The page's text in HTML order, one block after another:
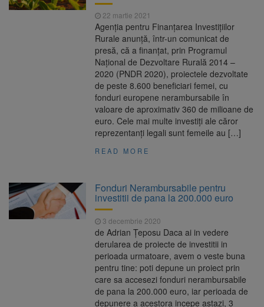
22 martie 2021
Agenția pentru Finanțarea Investițiilor
Rurale anunță, într-un comunicat de
presă, că a finanțat, prin Programul
Național de Dezvoltare Rurală 2014 –
2020 (PNDR 2020), proiectele dezvoltate
de peste 8.600 beneficiari femei, cu
fonduri europene nerambursabile în
valoare de aproximativ 360 de milioane de
euro. Cele mai multe investiți ale căror
reprezentanți legali sunt femeile au […]
READ MORE
Fonduri Nerambursabile pentru
investitii de pana la 200.000 euro
3 decembrie 2020
de Adrian Țeposu Daca ai in vedere
derularea de proiecte de investitii in
perioada urmatoare, avem o veste buna
pentru tine: poti depune un proiect prin
care sa accesezi fonduri nerambursabile
de pana la 200.000 euro, iar perioada de
depunere a acestora incepe astazi, 3